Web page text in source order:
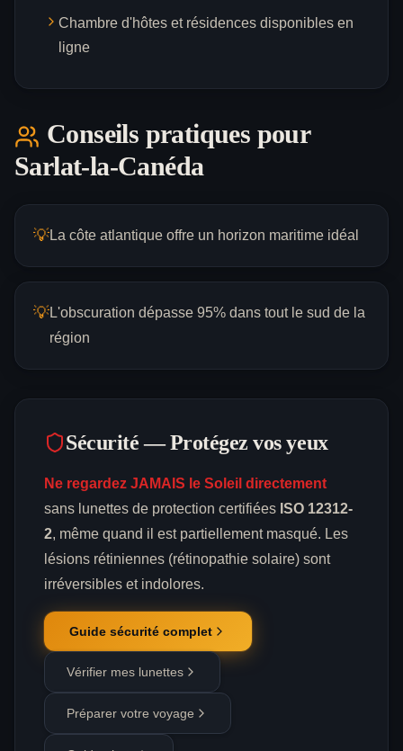
Chambre d'hôtes et résidences disponibles en
ligne
Conseils pratiques pour
Sarlat-la-Canéda
💡La côte atlantique offre un horizon maritime idéal
💡L'obscuration dépasse 95% dans tout le sud de la
région
Sécurité — Protégez vos yeux
Ne regardez JAMAIS le Soleil directement
sans lunettes de protection certifiées ISO 12312-
2, même quand il est partiellement masqué. Les
lésions rétiniennes (rétinopathie solaire) sont
irréversibles et indolores.
Guide sécurité complet
Vérifier mes lunettes
Préparer votre voyage